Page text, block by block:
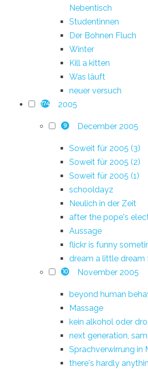
Nebentisch
Studentinnen
Der Bohnen Fluch
Winter
Kill a kitten
Was läuft
neuer versuch
174 2005
9 December 2005
Soweit für 2005 (3)
Soweit für 2005 (2)
Soweit für 2005 (1)
schooldayz
Neulich in der Zeit
after the pope's
Aussage
flickr is funny
dream a little dream
10 November 2005
beyond human
Massage
kein alkohol oder
next generation,
Sprachverwirrung in
there's hardly